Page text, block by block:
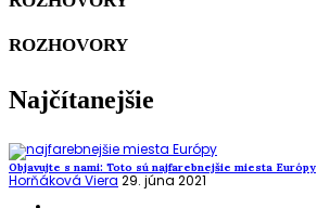
ROZHOVORY
Najčítanejšie
Objavujte s nami: Toto sú najfarebnejšie miesta Európy
Horňáková Viera 29. júna 2021